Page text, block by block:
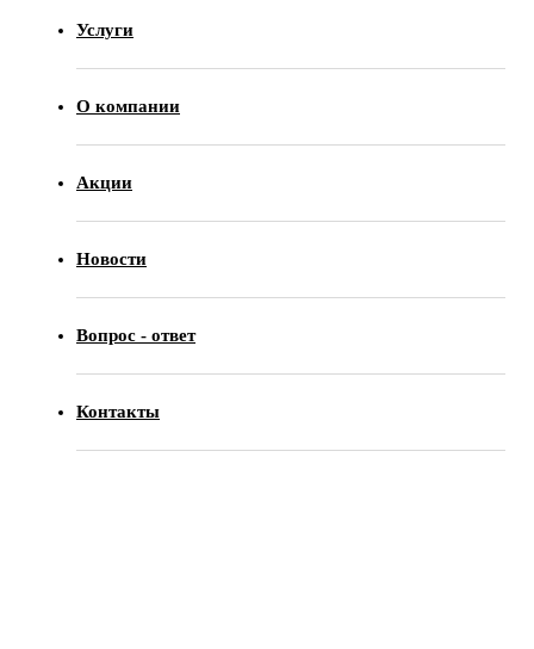
Услуги
О компании
Акции
Новости
Вопрос - ответ
Контакты